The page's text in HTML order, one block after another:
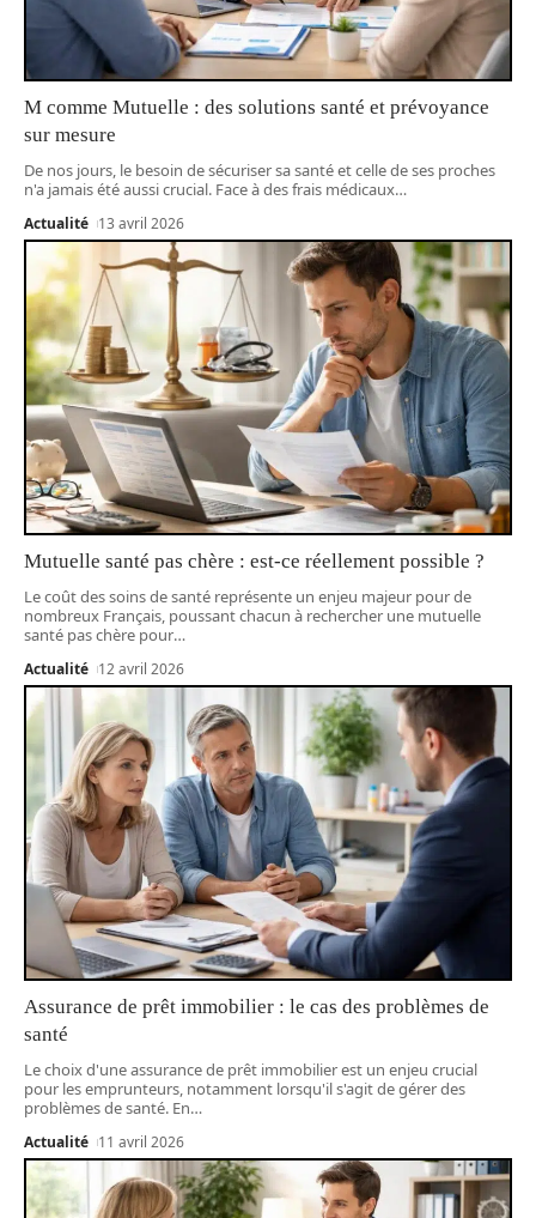
M comme Mutuelle : des solutions santé et prévoyance
sur mesure
De nos jours, le besoin de sécuriser sa santé et celle de ses proches
n'a jamais été aussi crucial. Face à des frais médicaux…
Actualité 13 avril 2026
Mutuelle santé pas chère : est-ce réellement possible ?
Le coût des soins de santé représente un enjeu majeur pour de
nombreux Français, poussant chacun à rechercher une mutuelle
santé pas chère pour…
Actualité 12 avril 2026
Assurance de prêt immobilier : le cas des problèmes de
santé
Le choix d'une assurance de prêt immobilier est un enjeu crucial
pour les emprunteurs, notamment lorsqu'il s'agit de gérer des
problèmes de santé. En…
Actualité 11 avril 2026